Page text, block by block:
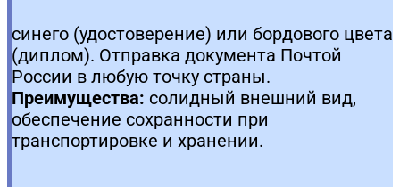
синего (удостоверение) или бордового цвета
(диплом). Отправка документа Почтой
России в любую точку страны.
Преимущества: солидный внешний вид,
обеспечение сохранности при
транспортировке и хранении.